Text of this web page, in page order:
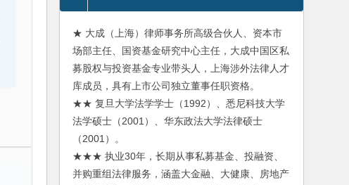
★ 大成（上海）律师事务所高级合伙人、资本市
场部主任、国资基金研究中心主任，大成中国区私
募股权与投资基金专业带头人，上海涉外法律人才
库成员，具有上市公司独立董事任职资格。
★★ 复旦大学法学学士（1992）、悉尼科技大学
法学硕士（2001）、华东政法大学法律硕士
（2001）。
★★★ 执业30年，长期从事私募基金、投融资、
并购重组法律服务，涵盖大金融、大健康、房地产